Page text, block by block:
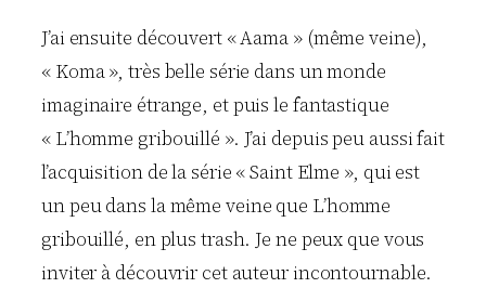
J’ai ensuite découvert « Aama » (même veine),
« Koma », très belle série dans un monde
imaginaire étrange, et puis le fantastique
« L’homme gribouillé ». J’ai depuis peu aussi fait
l’acquisition de la série « Saint Elme », qui est
un peu dans la même veine que L’homme
gribouillé, en plus trash. Je ne peux que vous
inviter à découvrir cet auteur incontournable.